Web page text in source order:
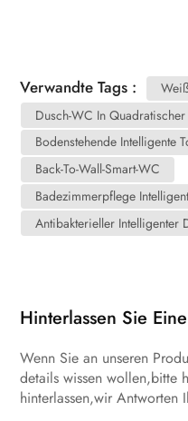
Verwandte Tags :
Dusch-WC In
Bodenstehende Intelligente
Back-To-Wall-Smart-WC
Badezimmerpflege
Antibakterieller Intelligenter
Hinterlassen Sie
Wenn Sie an unseren
details wissen wollen,bitte
hinterlassen,wir Antworten